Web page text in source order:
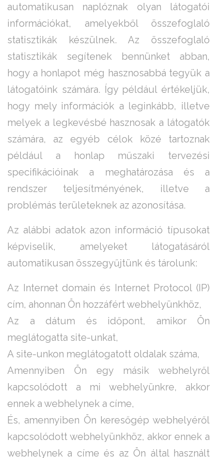
automatikusan naplóznak olyan látogatói
információkat, amelyekből összefoglaló
statisztikák készülnek. Az összefoglaló
statisztikák segítenek bennünket abban,
hogy a honlapot még hasznosabbá tegyük a
látogatóink számára. Így például értékeljük,
hogy mely információk a leginkább, illetve
melyek a legkevésbé hasznosak a látogatók
számára, az egyéb célok közé tartoznak
például a honlap műszaki tervezési
specifikációinak a meghatározása és a
rendszer teljesítményének, illetve a
problémás területeknek az azonosítása.
Az alábbi adatok azon információ típusokat
képviselik, amelyeket látogatásáról
automatikusan összegyűjtünk és tárolunk:
Az Internet domain és Internet Protocol (IP)
cím, ahonnan Ön hozzáfért webhelyünkhöz,
Az a dátum és időpont, amikor Ön
meglátogatta site-unkat,
A site-unkon meglátogatott oldalak száma,
Amennyiben Ön egy másik webhelyről
kapcsolódott a mi webhelyünkre, akkor
ennek a webhelynek a címe,
És, amennyiben Ön keresőgép webhelyéről
kapcsolódott webhelyünkhöz, akkor ennek a
webhelynek a címe és az Ön által használt